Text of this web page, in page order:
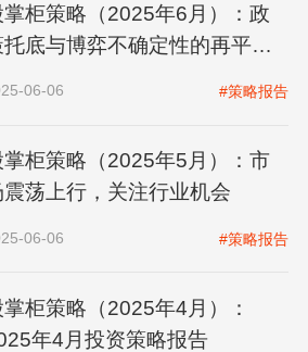
掌柜策略（2025年6月）：政
托底与博弈不确定性的再平
06-06 #策略报告
掌柜策略（2025年5月）：市
震荡上行，关注行业机会
06-06 #策略报告
掌柜策略（2025年4月）：
年4月投资策略报告